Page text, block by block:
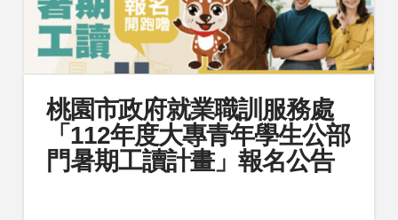
桃園市政府就業職訓服務處
「112年度大專青年學生公部
門暑期工讀計畫」報名公告